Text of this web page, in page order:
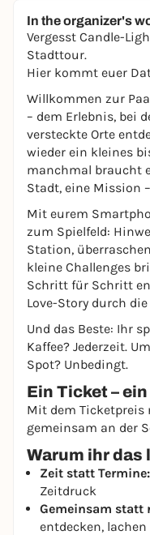
In the organizer's
Vergesst Candle-
Stadttour.
Hier kommt euer
Willkommen zur
– dem Erlebnis, bei
versteckte Orte
wieder ein kleines
manchmal braucht
Stadt, eine Mission
Mit eurem
zum Spielfeld:
Station,
kleine Challenges
Schritt für Schritt
Love-Story durch
Und das Beste: Ihr
Kaffee? Jederzeit.
Spot? Unbedingt.
Ein Ticket –
Mit dem Ticketpreis
gemeinsam an der
Warum ihr das
Zeit statt Termine:
Zeitdruck
Gemeinsam statt
entdecken, lachen